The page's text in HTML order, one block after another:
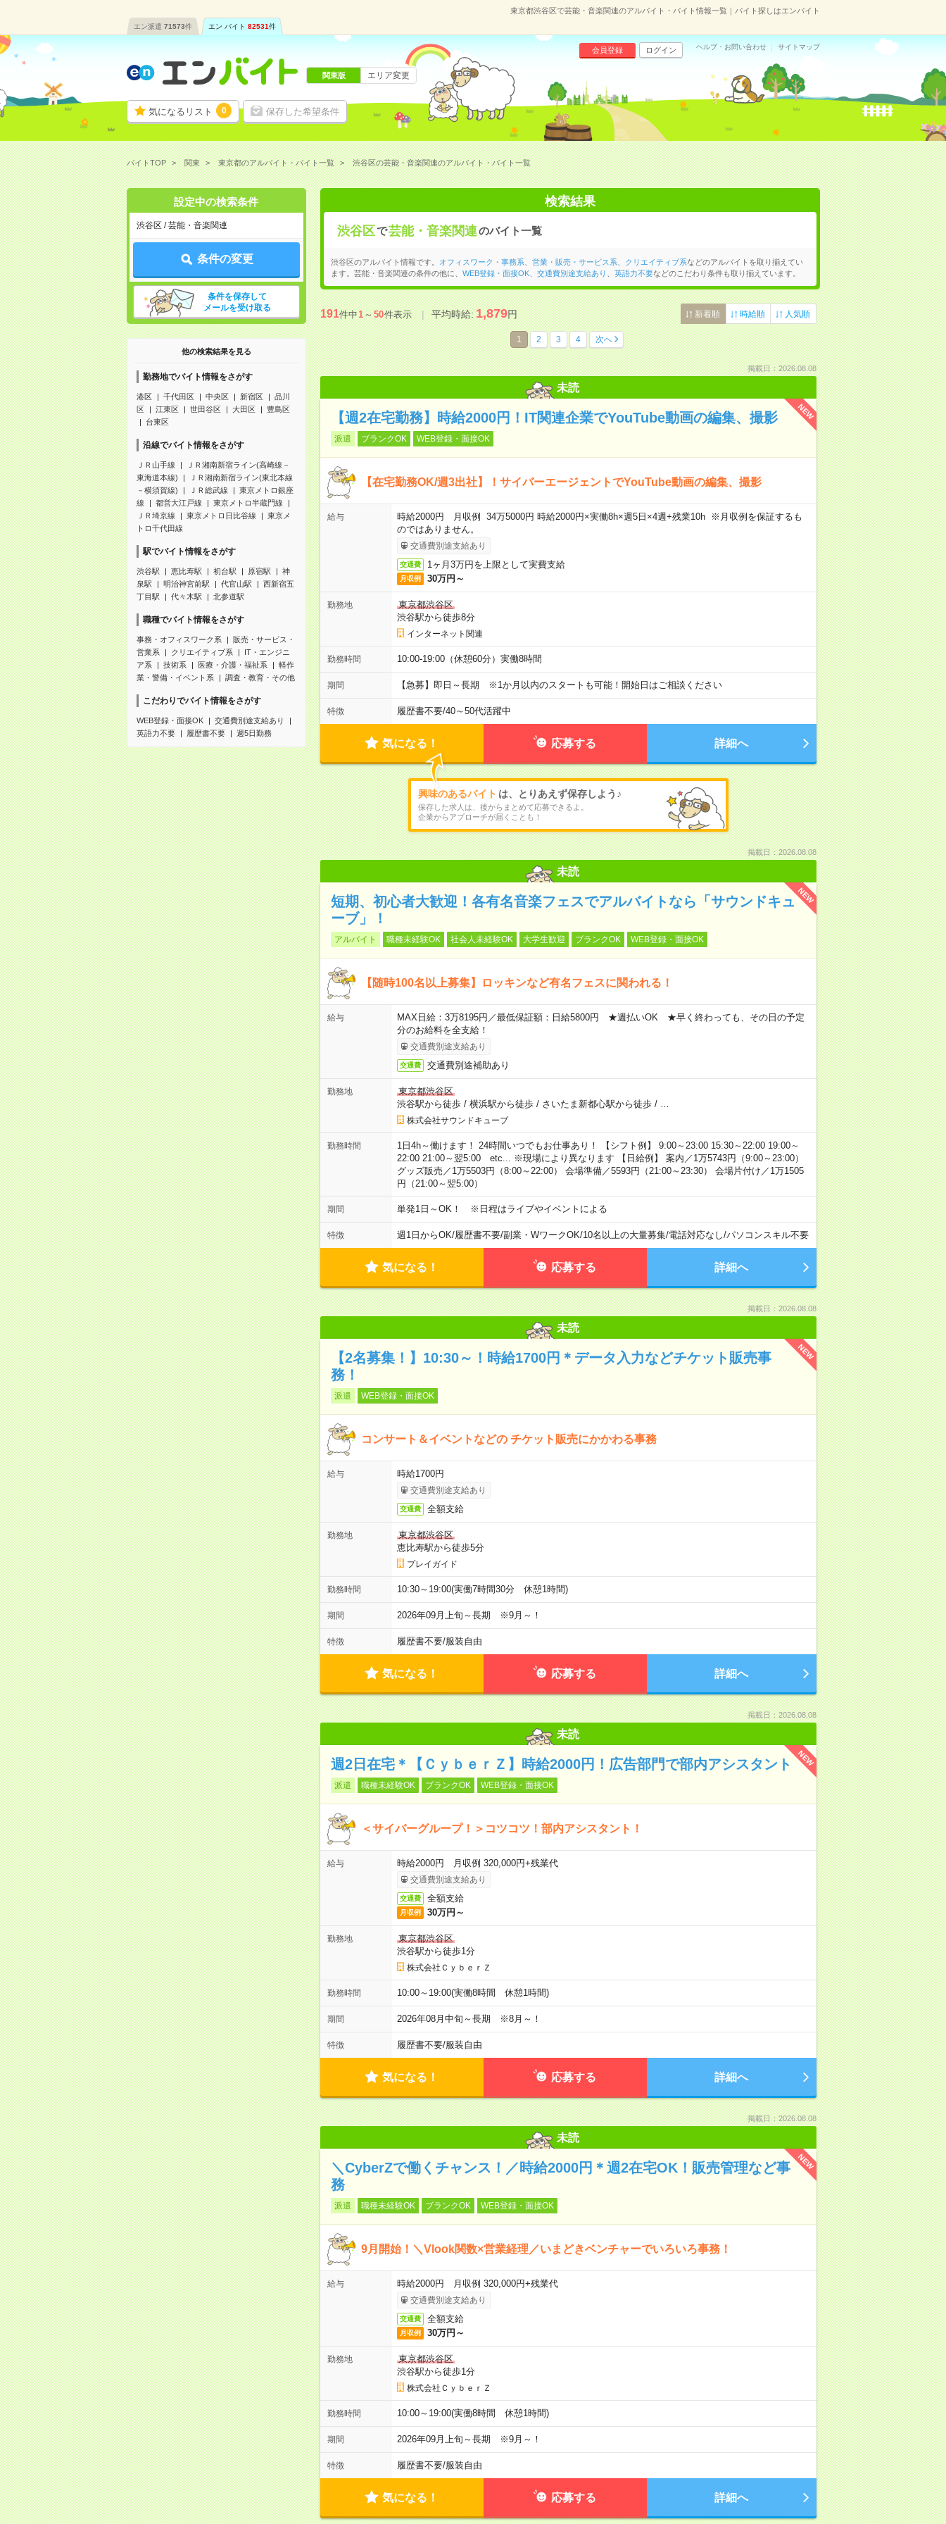
東京都渋谷区で芸能・音楽関連のアルバイト・バイト情報一覧｜バイト探しはエンバイト
エン派遣 71573件 エン バイト 82531件
気になるリスト 0 保存した希望条件
会員登録 ログイン ヘルプ・お問い合わせ サイトマップ
関東版 エリア変更
バイトTOP 関東 東京都のアルバイト・バイト一覧 渋谷区の芸能・音楽関連のアルバイト・バイト一覧
設定中の検索条件
渋谷区 / 芸能・音楽関連
条件の変更
条件を保存して
メールを受け取る
他の検索結果を見る
勤務地でバイト情報をさがす
港区 千代田区 中央区 新宿区
品川
区
江東区 世田谷区 大田区
豊島区
台東区
沿線でバイト情報をさがす
ＪＲ山手線
ＪＲ湘南新宿ライン(高崎線－
東海道本線)
ＪＲ湘南新宿ライン(東北本線
－横須賀線)
ＪＲ総武線
東京メトロ銀座
線
都営大江戸線
東京メトロ半蔵門線
ＪＲ埼京線
東京メトロ日比谷線
東京メ
トロ千代田線
駅でバイト情報をさがす
渋谷駅 恵比寿駅 初台駅 原宿駅
神
泉駅
明治神宮前駅 代官山駅
西新宿五
丁目駅
代々木駅 北参道駅
職種でバイト情報をさがす
事務・オフィスワーク系
販売・サービス・
営業系
クリエイティブ系
IT・エンジニ
ア系
技術系 医療・介護・福祉系
軽作
業・警備・イベント系
調査・教育・その他
こだわりでバイト情報をさがす
WEB登録・面接OK
交通費別途支給あり
英語力不要
履歴書不要 週5日勤務
検索結果
渋谷区で芸能・音楽関連のバイト一覧
渋谷区のアルバイト情報です。 オフィスワーク・事務系 営業・販売・サービス系 クリエイティブ系などのアルバイトを取り揃えてい
ます。芸能・音楽関連の条件の他に、 WEB登録・面接OK、 交通費別途支給あり 英語力不要などのこだわり条件も取り揃えています。
191件中1～50件表示 平均時給:1,879円 新着順 時給順 人気順
1 2 3 4 次へ
掲載日：2026.08.08
未読
NEW
【週2在宅勤務】時給2000円！IT関連企業でYouTube動画の編集、撮影
派遣 ブランクOK WEB登録・面接OK
【在宅勤務OK/週3出社】！サイバーエージェントでYouTube動画の編集、撮影
給与
時給2000円 月収例 34万5000円 時給2000円×実働8h×週5日×4週+残業10h ※月収例を保証するも
のではありません。
交通費別途支給あり
交通費 1ヶ月3万円を上限として実費支給
月収例 30万円～
勤務地
東京都渋谷区
渋谷駅から徒歩8分
インターネット関連
勤務時間 10:00-19:00（休憩60分）実働8時間
期間 【急募】即日～長期 ※1か月以内のスタートも可能！開始日はご相談ください
特徴 履歴書不要/40～50代活躍中
気になる！ 応募する 詳細へ
興味のあるバイト は、とりあえず保存しよう♪
保存した求人は、後からまとめて応募できるよ。
企業からアプローチが届くことも！
掲載日：2026.08.08
未読
NEW
短期、初心者大歓迎！各有名音楽フェスでアルバイトなら「サウンドキュ
ーブ」！
アルバイト 職種未経験OK 社会人未経験OK 大学生歓迎 ブランクOK WEB登録・面接OK
【随時100名以上募集】ロッキンなど有名フェスに関われる！
給与
MAX日給：3万8195円／最低保証額：日給5800円 ★週払いOK ★早く終わっても、その日の予定
分のお給料を全支給！
交通費別途支給あり
交通費 交通費別途補助あり
勤務地
東京都渋谷区
渋谷駅から徒歩/ 横浜駅から徒歩/ さいたま新都心駅から徒歩/
株式会社サウンドキューブ
勤務時間
1日4h～働けます！ 24時間いつでもお仕事あり！ 【シフト例】 9:00～23:00 15:30～22:00 19:00～
22:00 21:00～翌5:00 etc... ※現場により異なります 【日給例】 案内／1万5743円（9:00～23:00）
グッズ販売／1万5503円（8:00～22:00） 会場準備／5593円（21:00～23:30） 会場片付け／1万1505
円（21:00～翌5:00）
期間 単発1日～OK！ ※日程はライブやイベントによる
特徴 週1日からOK/履歴書不要/副業・WワークOK/10名以上の大量募集/電話対応なし/パソコンスキル不要
気になる！ 応募する 詳細へ
掲載日：2026.08.08
未読
NEW
【2名募集！】10:30～！時給1700円＊データ入力などチケット販売事
務！
派遣 WEB登録・面接OK
コンサート＆イベントなどの チケット販売にかかわる事務
給与 時給1700円
交通費別途支給あり
交通費 全額支給
勤務地
東京都渋谷区
恵比寿駅から徒歩5分
プレイガイド
勤務時間 10:30～19:00(実働7時間30分 休憩1時間)
期間 2026年09月上旬～長期 ※9月～！
特徴 履歴書不要/服装自由
気になる！ 応募する 詳細へ
掲載日：2026.08.08
未読
NEW
週2日在宅＊【ＣｙｂｅｒＺ】時給2000円！広告部門で部内アシスタント
派遣 職種未経験OK ブランクOK WEB登録・面接OK
＜サイバーグループ！＞コツコツ！部内アシスタント！
給与 時給2000円 月収例 320,000円+残業代
交通費別途支給あり
交通費 全額支給
月収例 30万円～
勤務地
東京都渋谷区
渋谷駅から徒歩1分
株式会社ＣｙｂｅｒＺ
勤務時間 10:00～19:00(実働8時間 休憩1時間)
期間 2026年08月中旬～長期 ※8月～！
特徴 履歴書不要/服装自由
気になる！ 応募する 詳細へ
掲載日：2026.08.08
未読
NEW
＼CyberZで働くチャンス！／時給2000円＊週2在宅OK！販売管理など事
務
派遣 職種未経験OK ブランクOK WEB登録・面接OK
9月開始！＼Vlook関数×営業経理／いまどきベンチャーでいろいろ事務！
給与 時給2000円 月収例 320,000円+残業代
交通費別途支給あり
交通費 全額支給
月収例 30万円～
勤務地
東京都渋谷区
渋谷駅から徒歩1分
株式会社ＣｙｂｅｒＺ
勤務時間 10:00～19:00(実働8時間 休憩1時間)
期間 2026年09月上旬～長期 ※9月～！
特徴 履歴書不要/服装自由
気になる！ 応募する 詳細へ